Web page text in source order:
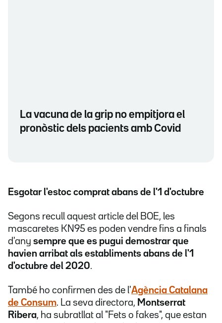
La vacuna de la grip no empitjora el
pronòstic dels pacients amb Covid
Esgotar l'estoc comprat abans de l'1 d'octubre
Segons recull aquest article del BOE, les
mascaretes KN95 es poden vendre fins a finals
d'any sempre que es pugui demostrar que
havien arribat als establiments abans de l'1
d'octubre del 2020.
També ho confirmen des de l'Agència Catalana
de Consum. La seva directora, Montserrat
Ribera, ha subratllat al "Fets o fakes", que estan